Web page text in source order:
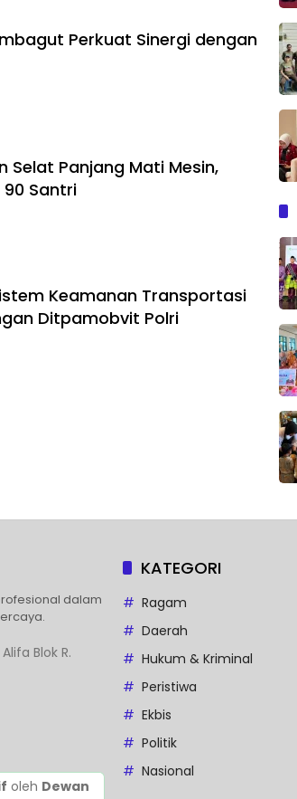
Perkuat Sinergi dengan
Selat Panjang Mati Mesin,
Santri
Keamanan Transportasi
Ditpamobvit Polri
dalam
Blok R.
oleh Dewan
KATEGORI
Ragam
Daerah
Hukum & Kriminal
Peristiwa
Ekbis
Politik
Nasional